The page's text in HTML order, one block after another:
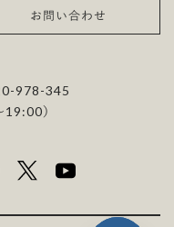
お問い合わせ
978-345
19:00）